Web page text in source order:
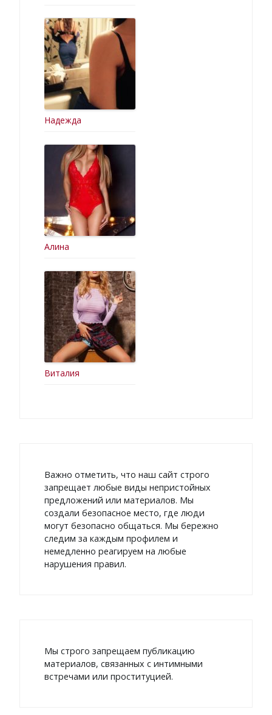
Надежда
Алина
Виталия
Важно отметить, что наш сайт строго
запрещает любые виды непристойных
предложений или материалов. Мы
создали безопасное место, где люди
могут безопасно общаться. Мы бережно
следим за каждым профилем и
немедленно реагируем на любые
нарушения правил.
Мы строго запрещаем публикацию
материалов, связанных с интимными
встречами или проституцией.